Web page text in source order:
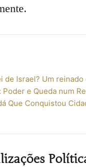
de Israel? Um
Poder e Queda num
Que Conquistou